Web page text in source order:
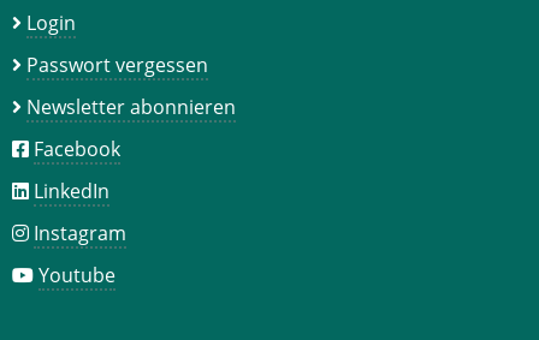
Login
Passwort vergessen
Newsletter abonnieren
Facebook
LinkedIn
Instagram
Youtube